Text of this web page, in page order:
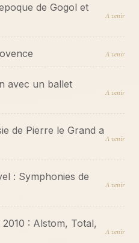
de Gogol et
A venir
A venir
avec un ballet
A venir
de Pierre le Grand a
A venir
: Symphonies de
A venir
: Alstom, Total,
A venir